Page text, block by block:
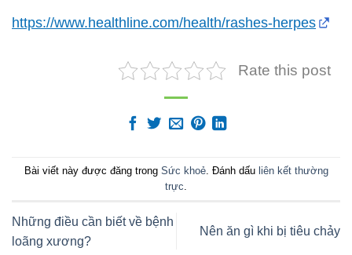
https://www.healthline.com/health/rashes-herpes
Rate this post
Bài viết này được đăng trong Sức khoẻ. Đánh dấu liên kết thường
trực
Những điều cần biết về bệnh
loãng xương?
Nên ăn gì khi bị tiêu chảy